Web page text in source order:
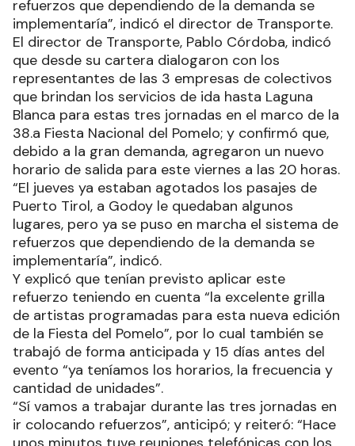
refuerzos que dependiendo de la demanda se
implementaría”, indicó el director de Transporte.
El director de Transporte, Pablo Córdoba, indicó
que desde su cartera dialogaron con los
representantes de las 3 empresas de colectivos
que brindan los servicios de ida hasta Laguna
Blanca para estas tres jornadas en el marco de la
38.a Fiesta Nacional del Pomelo; y confirmó que,
debido a la gran demanda, agregaron un nuevo
horario de salida para este viernes a las 20 horas.
“El jueves ya estaban agotados los pasajes de
Puerto Tirol, a Godoy le quedaban algunos
lugares, pero ya se puso en marcha el sistema de
refuerzos que dependiendo de la demanda se
implementaría”, indicó.
Y explicó que tenían previsto aplicar este
refuerzo teniendo en cuenta “la excelente grilla
de artistas programadas para esta nueva edición
de la Fiesta del Pomelo”, por lo cual también se
trabajó de forma anticipada y 15 días antes del
evento “ya teníamos los horarios, la frecuencia y
cantidad de unidades”.
“Sí vamos a trabajar durante las tres jornadas en
ir colocando refuerzos”, anticipó; y reiteró: “Hace